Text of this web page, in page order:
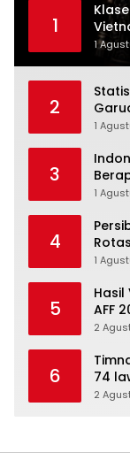
1
1
2
1
3
1
4
1
5
Hasil
AFF
2
6
74
2